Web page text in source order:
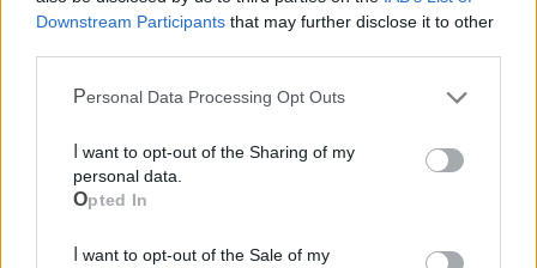
Downstream Participants that may further disclose it to other
Personal Data Processing Opt Outs
personal data.
Opted In